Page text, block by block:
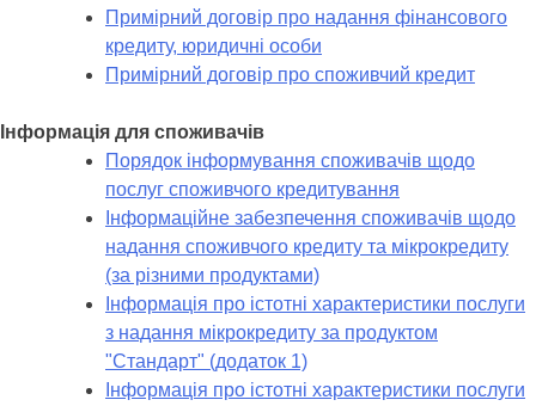
Примірний договір про надання фінансового
кредиту, юридичні особи
Примірний договір про споживчий кредит
Інформація для споживачів
Порядок інформування споживачів щодо
послуг споживчого кредитування
Інформаційне забезпечення споживачів щодо
надання споживчого кредиту та мікрокредиту
(за різними продуктами)
Інформація про істотні характеристики послуги
з надання мікрокредиту за продуктом
"Стандарт" (додаток 1)
Інформація про істотні характеристики послуги